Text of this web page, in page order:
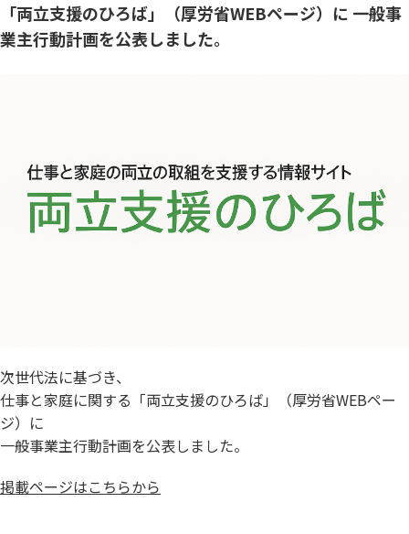
「両立支援のひろば」（厚労省WEBページ）に 一般事
業主行動計画を公表しました。
次世代法に基づき、
仕事と家庭に関する「両立支援のひろば」（厚労省WEBペー
ジ）に
一般事業主行動計画を公表しました。
掲載ページはこちらから